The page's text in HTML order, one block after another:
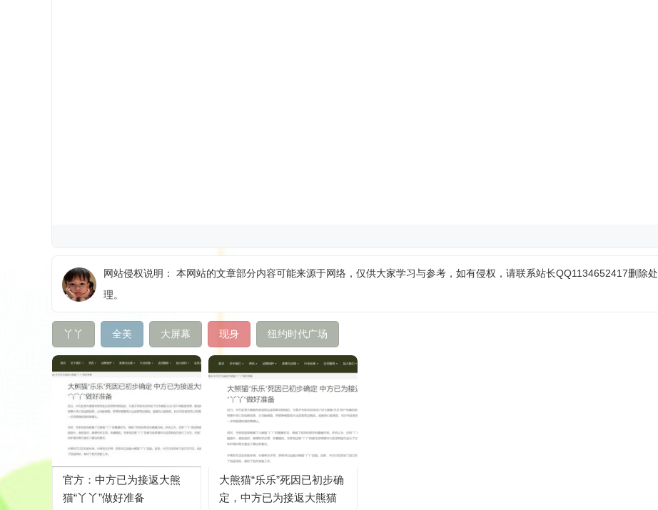
网站侵权说明： 本网站的文章部分内容可能来源于网络，仅供大家学习与参考，如有侵权，请联系站长QQ1134652417删除处
理。
丫丫 全美 大屏幕 现身 纽约时代广场
官方：中方已为接返大熊
猫“丫丫”做好准备
大熊猫“乐乐”死因已初步确
定，中方已为接返大熊猫